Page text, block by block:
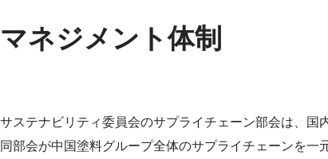
マネジメント体制
サステナビリティ委員会のサプライチェーン部会は、国
同部会が中国塗料グループ全体のサプライチェーンを